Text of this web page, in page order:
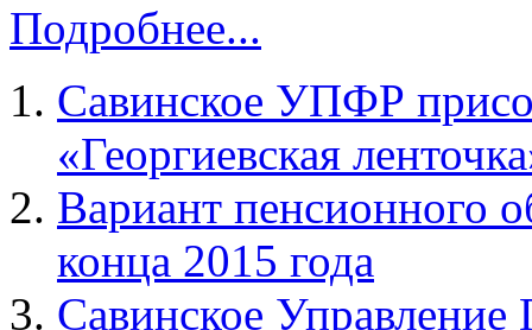
Подробнее...
Савинское УПФР
«Георгиевская
Вариант пенсионного
конца 2015 года
Савинское